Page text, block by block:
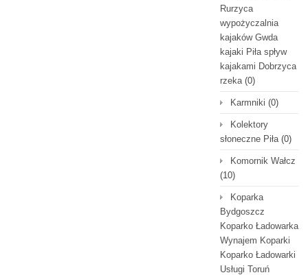
Rurzyca
wypożyczalnia
kajaków Gwda
kajaki Piła spływ
kajakami Dobrzyca
rzeka(0)
Karmniki (0)
Kolektory
słoneczne Piła(0)
Komornik Wałcz
(10)
Koparka
Bydgoszcz
Koparko Ładowarka
Wynajem Koparki
Koparko Ładowarki
Usługi Toruń